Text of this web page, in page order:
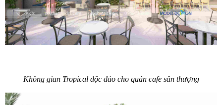
Không gian Tropical độc đáo cho quán cafe sân thượng